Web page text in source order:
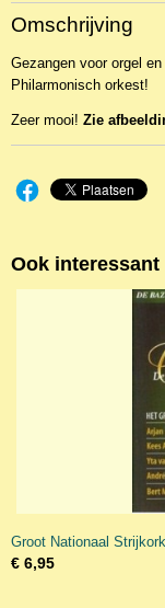
Productcode
2CDOr-20892
EAN code
8711211551923
Omschrijving
Gezangen voor orgel
Philarmonisch orkest!
Zeer mooi! Zie
Ook interessant
Groot Nationaal
€ 6,95